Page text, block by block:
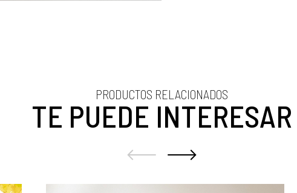
PRODUCTOS RELACIONADOS
TE PUEDE INTERESAR